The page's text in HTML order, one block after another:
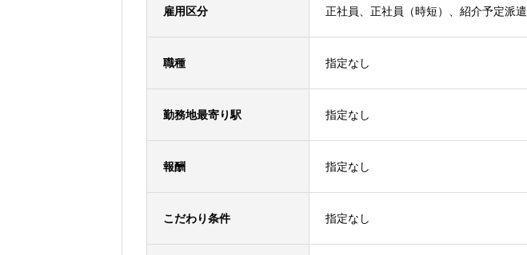
雇用区分 正社員、正社員（時短）、紹介予定派遣
職種 指定なし
勤務地最寄り駅 指定なし
報酬 指定なし
こだわり条件 指定なし